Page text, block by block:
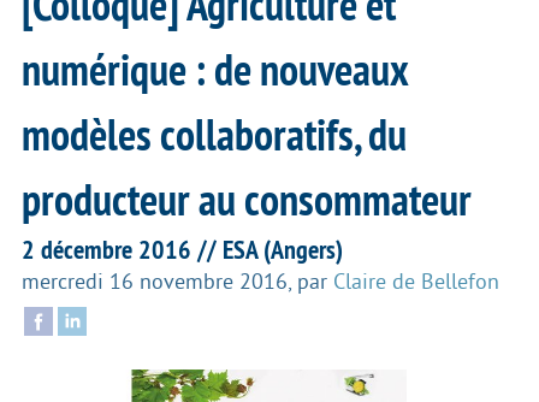
numérique : de nouveaux
modèles collaboratifs, du
producteur au consommateur
2 décembre 2016 // ESA (Angers)
mercredi 16 novembre 2016, par Claire de Bellefon